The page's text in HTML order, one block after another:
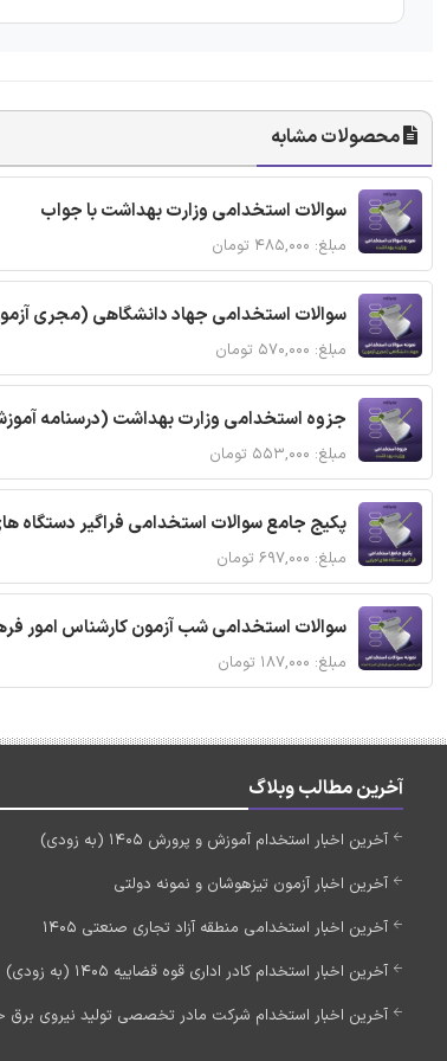
محصولات مشابه
سوالات استخدامی وزارت بهداشت با جواب
مبلغ: ۴۸۵,۰۰۰ تومان
سوالات استخدامی جهاد دانشگاهی (مجری
مبلغ: ۵۷۰,۰۰۰ تومان
جزوه استخدامی وزارت بهداشت (درسنامه
مبلغ: ۵۵۳,۰۰۰ تومان
پکیج جامع سوالات استخدامی فراگیر دستگاه
مبلغ: ۶۹۷,۰۰۰ تومان
سوالات استخدامی شب آزمون کارشناس امور
مبلغ: ۱۸۷,۰۰۰ تومان
آخرین مطالب وبلاگ
آخرین اخبار استخدام آموزش و پرورش 1405 (به زودی)
آخرین اخبار آزمون تیزهوشان و نمونه دولتی
آخرین اخبار استخدامی منطقه آزاد تجاری صنعتی 1405
آخرین اخبار استخدام کادر اداری قوه قضاییه 1405 (به زودی)
آخرین اخبار استخدام شرکت مادر تخصصی تولید نیروی برق حرارتی 1405